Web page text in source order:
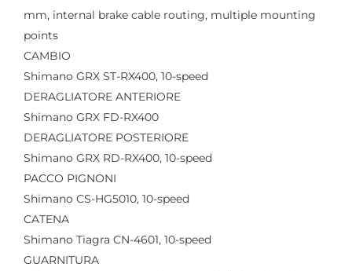
mm, internal brake cable routing, multiple mounting
points
CAMBIO
Shimano GRX ST-RX400, 10-speed
DERAGLIATORE ANTERIORE
Shimano GRX FD-RX400
DERAGLIATORE POSTERIORE
Shimano GRX RD-RX400, 10-speed
PACCO PIGNONI
Shimano CS-HG5010, 10-speed
CATENA
Shimano Tiagra CN-4601, 10-speed
GUARNITURA